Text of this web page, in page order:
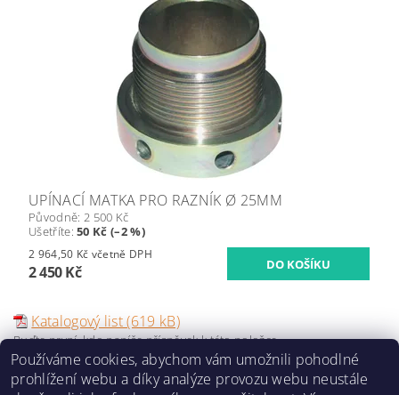
UPÍNACÍ MATKA PRO RAZNÍK Ø 25MM
Původně: 2 500 Kč
Ušetříte:50 Kč (–2 %)
2 964,50 Kč včetně DPH
2 450 Kč
Katalogový list (619 kB)
Buďte první, kdo napíše příspěvek k této položce.
Přidat komentář
Používáme cookies, abychom vám umožnili pohodlné
prohlížení webu a díky analýze provozu webu neustále